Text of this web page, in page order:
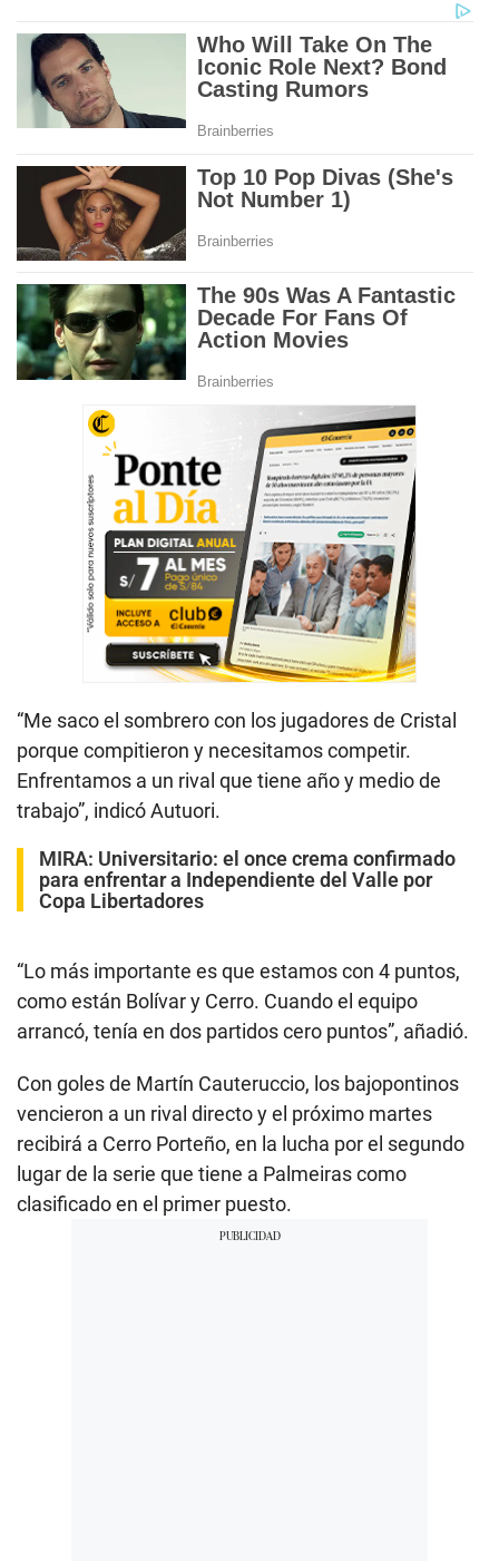
“Me saco el sombrero con los jugadores de Cristal
porque compitieron y necesitamos competir.
Enfrentamos a un rival que tiene año y medio de
trabajo”, indicó Autuori.
MIRA: Universitario: el once crema confirmado
para enfrentar a Independiente del Valle por
Copa Libertadores
“Lo más importante es que estamos con 4 puntos,
como están Bolívar y Cerro. Cuando el equipo
arrancó, tenía en dos partidos cero puntos”, añadió.
Con goles de Martín Cauteruccio, los bajopontinos
vencieron a un rival directo y el próximo martes
recibirá a Cerro Porteño, en la lucha por el segundo
lugar de la serie que tiene a Palmeiras como
clasificado en el primer puesto.